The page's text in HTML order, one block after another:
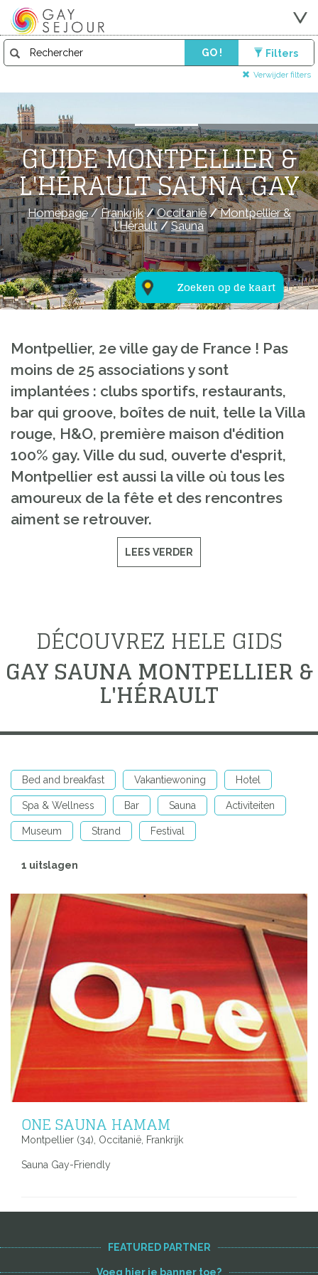
GO ! Filters
Verwijder filters
Zoeken op de kaart
GUIDE MONTPELLIER &
L'HÉRAULT SAUNA GAY
Homepage/ Frankrijk/Occitanië/Montpellier &
l'Hérault/Sauna
Montpellier, 2e ville gay de France ! Pas
moins de 25 associations y sont
implantées : clubs sportifs, restaurants,
bar qui groove, boîtes de nuit, telle la Villa
rouge, H&O, première maison d'édition
100% gay. Ville du sud, ouverte d'esprit,
Montpellier est aussi la ville où tous les
amoureux de la fête et des rencontres
aiment se retrouver.
LEES VERDER
DÉCOUVREZ HELE GIDS
GAY SAUNA MONTPELLIER &
L'HÉRAULT
Bed and breakfast Vakantiewoning Hotel
Spa & Wellness Bar Sauna Activiteiten
Museum Strand Festival
1 uitslagen
ONE SAUNA HAMAM
Montpellier (34), Occitanië, Frankrijk
Sauna Gay-Friendly
FEATURED PARTNER
Voeg hier je banner toe?